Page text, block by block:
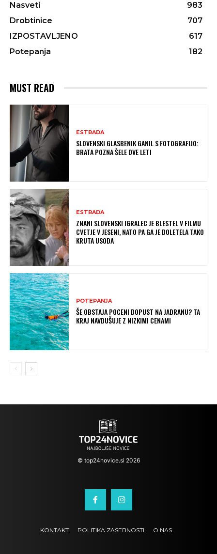
Nasveti
983
Drobtinice
707
IZPOSTAVLJENO
617
Potepanja
182
MUST READ
ESTRADA
SLOVENSKI GLASBENIK GANIL S FOTOGRAFIJO:
BRATA POZNA ŠELE DVE LETI
ESTRADA
ZNANI SLOVENSKI IGRALEC JE BLESTEL V FILMU
CVETJE V JESENI, NATO PA GA JE DOLETELA TAKO
KRUTA USODA
POTEPANJA
ŠE OBSTAJA POCENI DOPUST NA JADRANU? TA
KRAJ NAVDUŠUJE Z NIZKIMI CENAMI
© top24novice.si 2026
KONTAKT POLITIKA ZASEBNOSTI O NAS